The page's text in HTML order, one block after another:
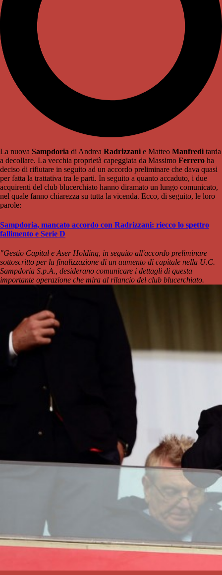
La nuova Sampdoria di Andrea Radrizzani e Matteo Manfredi tarda
a decollare. La vecchia proprietà capeggiata da Massimo Ferrero ha
deciso di rifiutare in seguito ad un accordo preliminare che dava quasi
per fatta la trattativa tra le parti. In seguito a quanto accaduto, i due
acquirenti del club blucerchiato hanno diramato un lungo comunicato,
nel quale fanno chiarezza su tutta la vicenda. Ecco, di seguito, le loro
parole:
Sampdoria, mancato accordo con Radrizzani: riecco lo spettro
fallimento e Serie D
"Gestio Capital e Aser Holding, in seguito all'accordo preliminare
sottoscritto per la finalizzazione di un aumento di capitale nella U.C.
Sampdoria S.p.A., desiderano comunicare i dettagli di questa
importante operazione che mira al rilancio del club blucerchiato.